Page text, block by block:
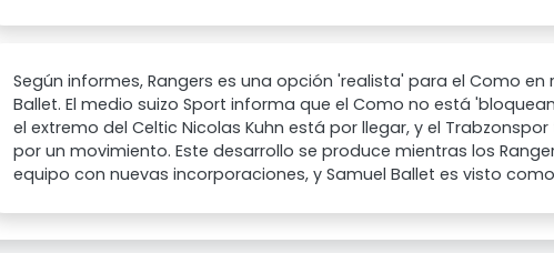
Según informes, Rangers es una opción 'realista' para el Como en
Ballet. El medio suizo Sport informa que el Como no está
el extremo del Celtic Nicolas Kuhn está por llegar, y el
por un movimiento. Este desarrollo se produce mientras los
equipo con nuevas incorporaciones, y Samuel Ballet es visto